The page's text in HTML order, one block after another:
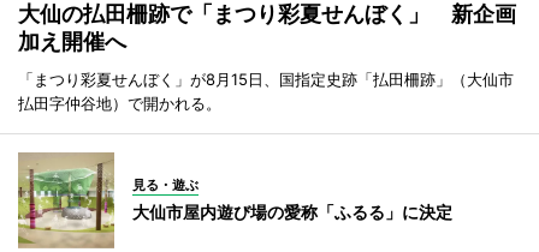
大仙の払田柵跡で「まつり彩夏せんぼく」 新企画
加え開催へ
「まつり彩夏せんぼく」が8月15日、国指定史跡「払田柵跡」（大仙市
払田字仲谷地）で開かれる。
見る・遊ぶ
大仙市屋内遊び場の愛称「ふるる」に決定